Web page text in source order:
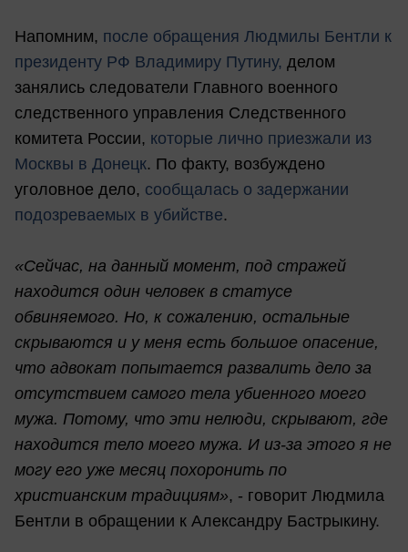
Напомним, после обращения Людмилы Бентли к
президенту РФ Владимиру Путину, делом
занялись следователи Главного военного
следственного управления Следственного
комитета России, которые лично приезжали из
Москвы в Донецк. По факту, возбуждено
уголовное дело, сообщалась о задержании
подозреваемых в убийстве.
«Сейчас, на данный момент, под стражей
находится один человек в статусе
обвиняемого. Но, к сожалению, остальные
скрываются и у меня есть большое опасение,
что адвокат попытается развалить дело за
отсутствием самого тела убиенного моего
мужа. Потому, что эти нелюди, скрывают, где
находится тело моего мужа. И из-за этого я не
могу его уже месяц похоронить по
христианским традициям», - говорит Людмила
Бентли в обращении к Александру Бастрыкину.